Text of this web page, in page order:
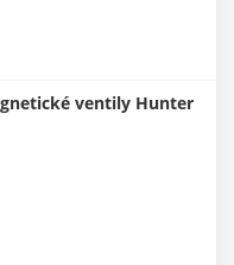
ventily Hunter